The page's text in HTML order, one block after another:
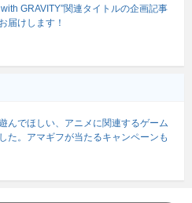
with GRAVITY”関連タイトルの企画記事
届けします！
んでほしい、アニメに関連するゲーム
た。アマギフが当たるキャンペーンも